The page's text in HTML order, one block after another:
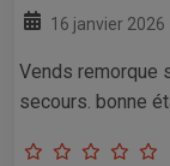
16 janvier 2026
Vends remorque
secours. bonne